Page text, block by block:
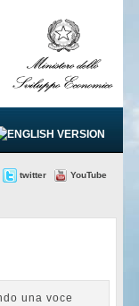
twitter YouTube
una voce